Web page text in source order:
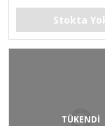
Stokta
TÜKENDİ